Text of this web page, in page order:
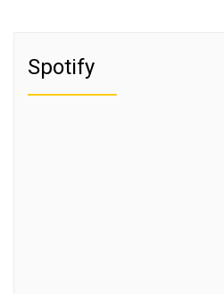
Spotify